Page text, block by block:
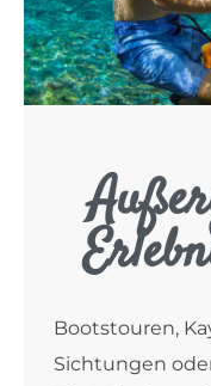
Bootstouren,
Sichtungen